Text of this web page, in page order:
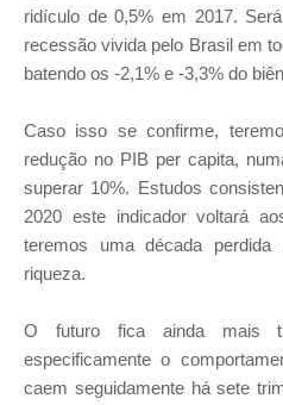
ridículo de 0,5% em 2017.
recessão vivida pelo Brasil em
batendo os -2,1% e -3,3% do
Caso isso se confirme,
redução no PIB per capita,
superar 10%. Estudos
2020 este indicador voltará
teremos uma década
riqueza.
O futuro fica ainda mais
especificamente o
caem seguidamente há sete